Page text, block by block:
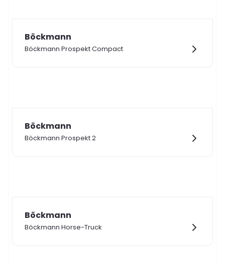
Böckmann
Böckmann Prospekt Compact
Böckmann
Böckmann Prospekt 2
Böckmann
Böckmann Horse-Truck